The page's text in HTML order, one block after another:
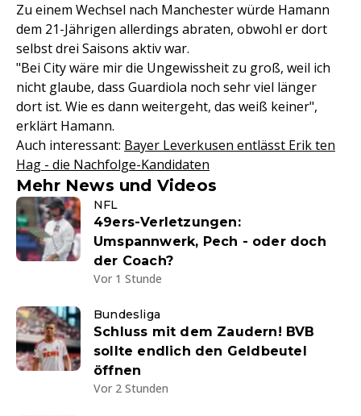
Zu einem Wechsel nach Manchester würde Hamann
dem 21-Jährigen allerdings abraten, obwohl er dort
selbst drei Saisons aktiv war.
"Bei City wäre mir die Ungewissheit zu groß, weil ich
nicht glaube, dass Guardiola noch sehr viel länger
dort ist. Wie es dann weitergeht, das weiß keiner",
erklärt Hamann.
Auch interessant: Bayer Leverkusen entlässt Erik ten
Hag - die Nachfolge-Kandidaten
Mehr News und Videos
NFL
49ers-Verletzungen:
Umspannwerk, Pech - oder doch
der Coach?
Vor 1 Stunde
Bundesliga
Schluss mit dem Zaudern! BVB
sollte endlich den Geldbeutel
öffnen
Vor 2 Stunden